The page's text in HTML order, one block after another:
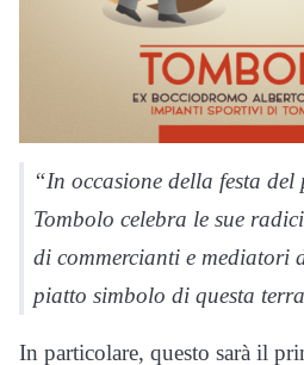
“In occasione della festa del
Tombolo celebra le sue
di commercianti e mediatori
piatto simbolo di questa
In particolare, questo sarà il